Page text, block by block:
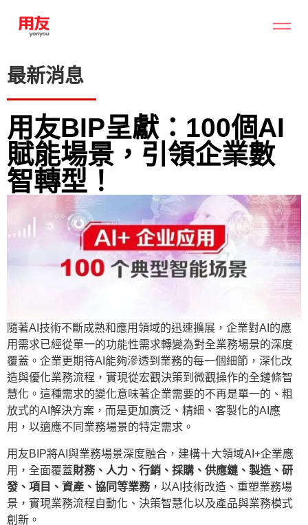
最新消息
用友BIP呈獻：100個AI
賦能場景，引領企業數
智轉型！
隨著AI技術不斷成熟和應用領域的迅速擴展，企業對AI的應
用需求已經從單一的功能性需求轉變為對全業務場景的深度
覆蓋。企業更期待AI能夠滲透到業務的每一個細節，深化改
造與優化業務流程，實現從宏觀決策到微觀操作的全鏈條智
慧化。這種需求的變化意味著企業需要的不再是單一的、粗
放式的AI解決方案，而是更加廣泛、精細、客製化的AI應
用，以適應不同業務場景的特定需求。
用友BIP將AI與業務場景深度融合，建構十大領域AI+企業應
用，全面覆蓋財務、人力、行銷、採購、供應鏈、製造、研
發、項目、資產、協同等業務，以AI技術改造、重塑業務場
景，實現業務流程自動化、決策智慧化以及產品與業務模式
創新。